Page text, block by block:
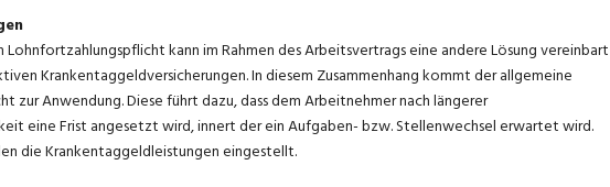
kann im Rahmen des Arbeitsvertrags eine andere Lösung vereinbart
Krankentaggeldversicherungen. In diesem Zusammenhang kommt der allgemeine
zur Anwendung. Diese führt dazu, dass dem Arbeitnehmer nach längerer
eine Frist angesetzt wird, innert der ein Aufgaben- bzw. Stellenwechsel erwartet wird.
die Krankentaggeldleistungen eingestellt.